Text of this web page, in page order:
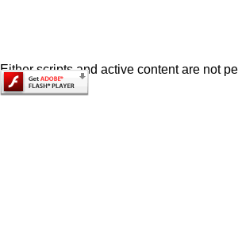
Either scripts and active content are not